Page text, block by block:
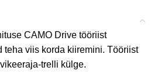
CAMO Drive tööriist
teha viis korda kiiremini. Tööriist
trelli külge.